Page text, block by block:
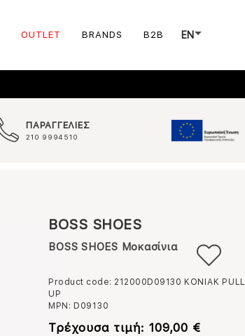
OUTLET BRANDS B2B EN
ΠΑΡΑΓΓΕΛΙΕΣ
210 9994510
BOSS SHOES
BOSS SHOES Μοκασίνια
Product code: 212000D09130 ΚΟΝΙΑΚ PULL
UP
MPN: D09130
Τρέχουσα τιμή: 109,00 €